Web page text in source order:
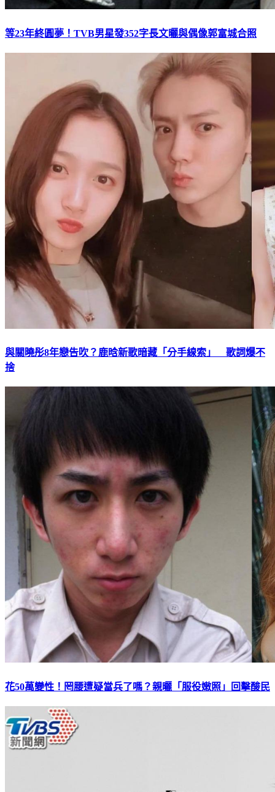
等23年終圓夢！TVB男星發352字長文曬與偶像郭富城合照
與關曉彤8年戀告吹？鹿晗新歌暗藏「分手線索」 歌詞爆不
捨
花50萬變性！罔腰遭疑當兵了嗎？親曬「服役嫩照」回擊酸民